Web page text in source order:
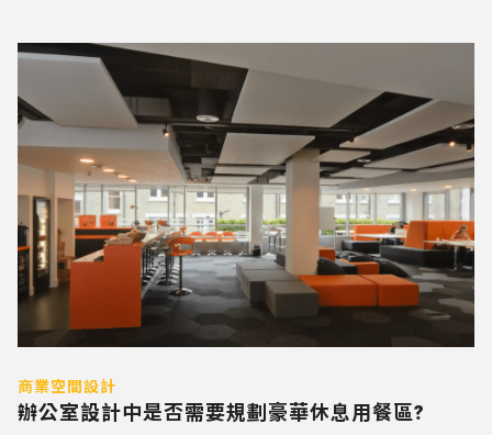
商業空間設計
辦公室設計中是否需要規劃豪華休息用餐區?